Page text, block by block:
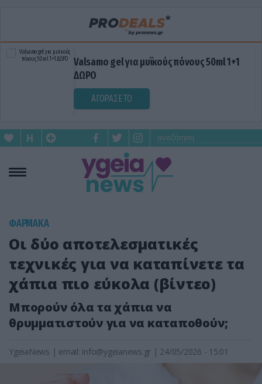
Blue Gel: Φυσική ανακούφιση & χαλάρωση
σε κάθε εφαρμογή!
ΑΓΟΡΑΣΕ ΤΟ
ΦΑΡΜΑΚΑ
Οι δύο αποτελεσματικές
τεχνικές για να καταπίνετε τα
χάπια πιο εύκολα (βίντεο)
Μπορούν όλα τα χάπια να
θρυμματιστούν για να καταποθούν;
YgeiaNews | email: info@ygeianews.gr | 24/05/2026 - 15:01